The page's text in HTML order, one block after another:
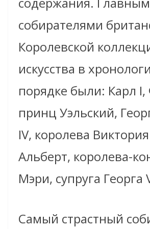
собирателями
Королевской
искусства в
порядке были: Карл
принц Уэльский,
IV, королева
Альберт, королева-
Мэри, супруга Георга
Самый страстный